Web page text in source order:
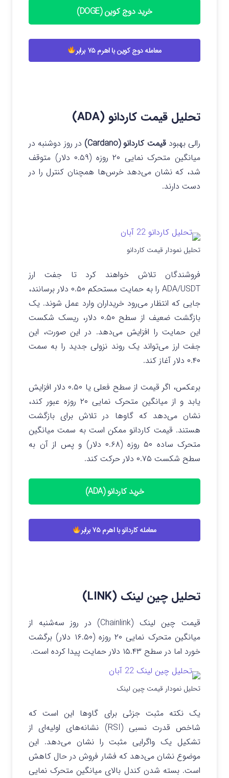
خرید دوج کوین (DOGE)
معامله دوج کوین با اهرم ۷۵ برابر
تحلیل قیمت کاردانو (ADA)
رالی بهبودقیمت کاردانو (Cardano)
در روز دوشنبه در
میانگین متحرک نمایی ۲۰ روزه (۰.۵۹ دلار) متوقف
شد، که نشان می‌دهد خرس‌ها همچنان کنترل را در
دست دارند.
تحلیل نمودار قیمت کاردانو
فروشندگان تلاش خواهند کرد تا جفت ارز
ADA/USDT را به حمایت مستحکم ۰.۵۰ دلار برسانند،
جایی که انتظار می‌رود خریداران وارد عمل شوند. یک
بازگشت ضعیف از سطح ۰.۵۰ دلار، ریسک شکست
این حمایت را افزایش می‌دهد. در این صورت، این
جفت ارز می‌تواند یک روند نزولی جدید را به سمت
۰.۴۰ دلار آغاز کند.
برعکس، اگر قیمت از سطح فعلی یا ۰.۵۰ دلار افزایش
یابد و از میانگین متحرک نمایی ۲۰ روزه عبور کند،
نشان می‌دهد که گاوها در تلاش برای بازگشت
هستند. قیمت کاردانو ممکن است به سمت میانگین
متحرک ساده ۵۰ روزه (۰.۶۸ دلار) و پس از آن به
سطح شکست ۰.۷۵ دلار حرکت کند.
خرید کاردانو (ADA)
معامله کاردانو با اهرم ۷۵ برابر
تحلیل چین لینک (LINK)
قیمت چین لینک (Chainlink) در روز سه‌شنبه از
میانگین متحرک نمایی ۲۰ روزه (۱۶.۵۰ دلار) برگشت
خورد اما در سطح ۱۵.۴۳ دلار حمایت پیدا کرده است.
تحلیل نمودار قیمت چین لینک
یک نکته مثبت جزئی برای گاوها این است که
شاخص قدرت نسبی (RSI) نشانه‌های اولیه‌ای از
تشکیل یک واگرایی مثبت را نشان می‌دهد. این
موضوع نشان می‌دهد که فشار فروش در حال کاهش
است. بسته شدن کندل بالای میانگین متحرک نمایی